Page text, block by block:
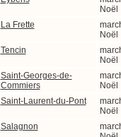
Noël
La Frette
Noël
Tencin
Noël
Saint-Georges-de-
Commiers
Noël
Saint-Laurent-du-Pont
Noël
Salagnon